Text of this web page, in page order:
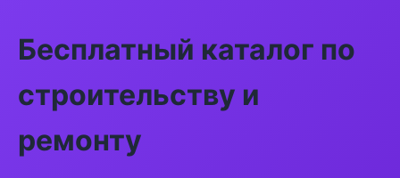
Бесплатный каталог по
строительству и
ремонту